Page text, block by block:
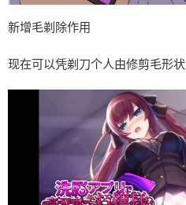
新增毛剃除作用
现在可以凭剃刀个人由修剪毛形状